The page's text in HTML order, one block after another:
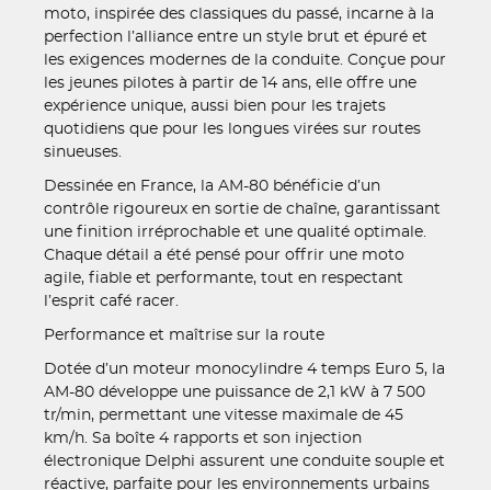
moto, inspirée des classiques du passé, incarne à la
perfection l’alliance entre un style brut et épuré et
les exigences modernes de la conduite. Conçue pour
les jeunes pilotes à partir de 14 ans, elle offre une
expérience unique, aussi bien pour les trajets
quotidiens que pour les longues virées sur routes
sinueuses.
Dessinée en France, la AM-80 bénéficie d’un
contrôle rigoureux en sortie de chaîne, garantissant
une finition irréprochable et une qualité optimale.
Chaque détail a été pensé pour offrir une moto
agile, fiable et performante, tout en respectant
l’esprit café racer.
Performance et maîtrise sur la route
Dotée d’un moteur monocylindre 4 temps Euro 5, la
AM-80 développe une puissance de 2,1 kW à 7 500
tr/min, permettant une vitesse maximale de 45
km/h. Sa boîte 4 rapports et son injection
électronique Delphi assurent une conduite souple et
réactive, parfaite pour les environnements urbains